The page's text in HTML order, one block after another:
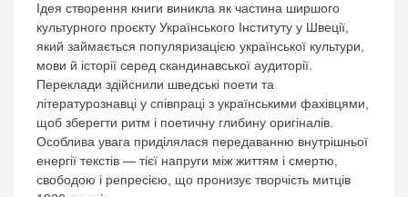
Ідея створення книги виникла як частина ширшого
культурного проєкту Українського Інституту у Швеції,
який займається популяризацією української культури,
мови й історії серед скандинавської аудиторії.
Переклади здійснили шведські поети та
літературознавці у співпраці з українськими фахівцями,
щоб зберегти ритм і поетичну глибину оригіналів.
Особлива увага приділялася передаванню внутрішньої
енергії текстів — тієї напруги між життям і смертю,
свободою і репресією, що пронизує творчість митців